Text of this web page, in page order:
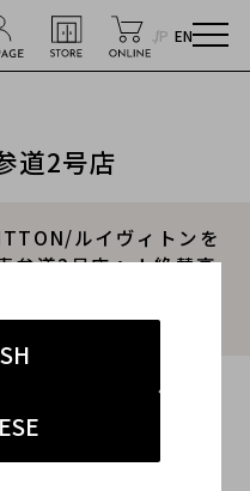
JP EN
道2号店
ルイヴィトンを
参道2号店へ！絶賛高
#買取